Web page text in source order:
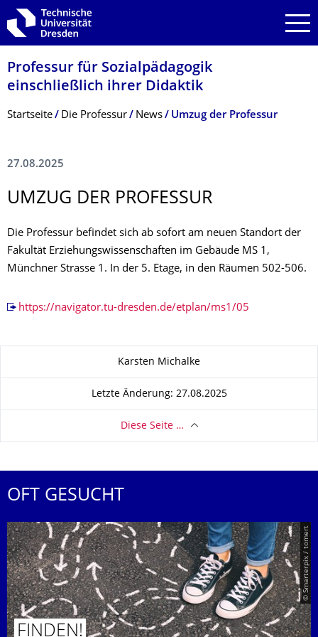
Zur Hauptnavigation springen
Zur Suche springen
Zum Inhalt springen
Professur für Sozialpädagogik
einschließlich ihrer Didaktik
Breadcrumb-Menü
Startseite Die Professur News Umzug der Professur
27.08.2025
UMZUG DER PROFESSUR
Die Professur befindet sich ab sofort am neuen Standort der
Fakultät Erziehungs­wissen­schaften im Gebäude MS 1,
Münchner Strasse 1. In der 5. Etage, in den Räumen 502-506.
https://navigator.tu-dresden.de/etplan/ms1/05
Karsten Michalke
Letzte Änderung: 27.08.2025
Diese Seite …
OFT GESUCHT
© Smarterpix / tomert
FINDEN!